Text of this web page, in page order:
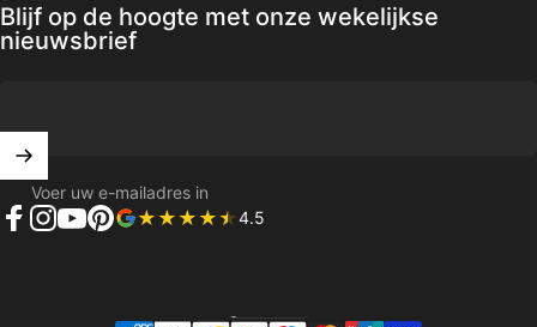
Blijf op de hoogte met onze wekelijkse
nieuwsbrief
Voer uw e-mailadres in
4.5
Taal